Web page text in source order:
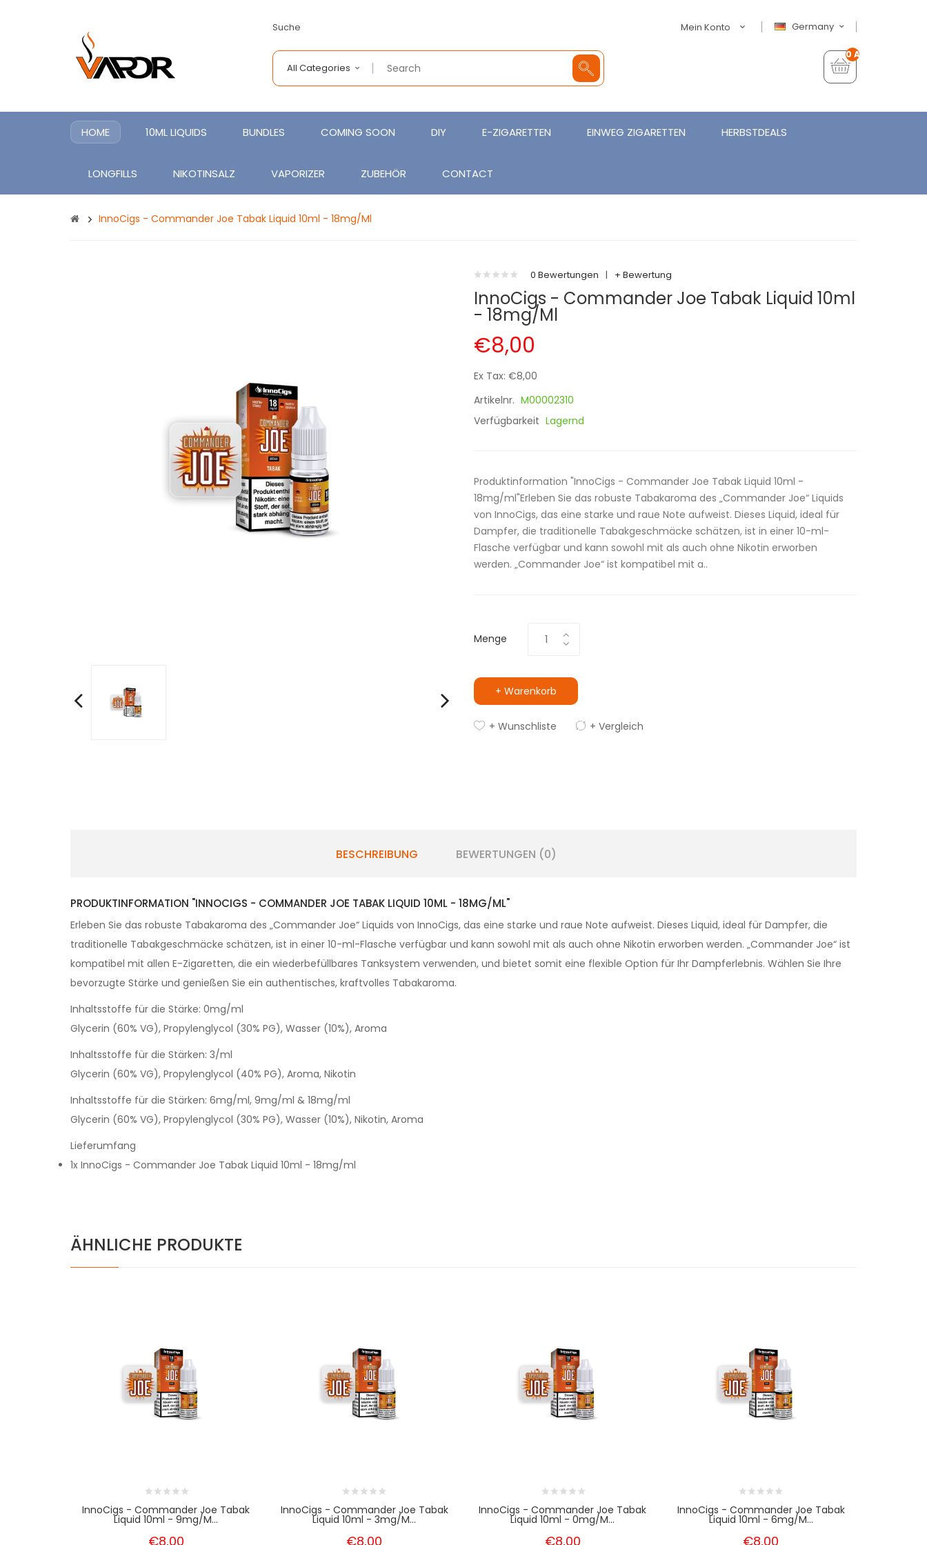
Suche Germany
Mein Konto
All Categories
0 Artikel - €0,00
HOME 10ML LIQUIDS BUNDLES COMING SOON DIY E-ZIGARETTEN EINWEG ZIGARETTEN HERBSTDEALS
LONGFILLS NIKOTINSALZ VAPORIZER ZUBEHÖR CONTACT
InnoCigs - Commander Joe Tabak Liquid 10ml - 18mg/ml
0 Bewertungen | + Bewertung
InnoCigs - Commander Joe Tabak Liquid 10ml
- 18mg/ml
€8,00
Ex Tax: €8,00
Artikelnr. M00002310
Verfügbarkeit Lagernd
Produktinformation "InnoCigs - Commander Joe Tabak Liquid 10ml -
18mg/ml"Erleben Sie das robuste Tabakaroma des „Commander Joe“ Liquids
von InnoCigs, das eine starke und raue Note aufweist. Dieses Liquid, ideal für
Dampfer, die traditionelle Tabakgeschmäcke schätzen, ist in einer 10-ml-
Flasche verfügbar und kann sowohl mit als auch ohne Nikotin erworben
werden. „Commander Joe“ ist kompatibel mit a..
Menge
+ Warenkorb
+ Wunschliste + Vergleich
BESCHREIBUNG BEWERTUNGEN (0)
PRODUKTINFORMATION "INNOCIGS - COMMANDER JOE TABAK LIQUID 10ML - 18MG/ML"
Erleben Sie das robuste Tabakaroma des „Commander Joe“ Liquids von InnoCigs, das eine starke und raue Note aufweist. Dieses Liquid, ideal für Dampfer, die
traditionelle Tabakgeschmäcke schätzen, ist in einer 10-ml-Flasche verfügbar und kann sowohl mit als auch ohne Nikotin erworben werden. „Commander Joe“ ist
kompatibel mit allen E-Zigaretten, die ein wiederbefüllbares Tanksystem verwenden, und bietet somit eine flexible Option für Ihr Dampferlebnis. Wählen Sie Ihre
bevorzugte Stärke und genießen Sie ein authentisches, kraftvolles Tabakaroma.
Inhaltsstoffe für die Stärke: 0mg/ml
Glycerin (60% VG), Propylenglycol (30% PG), Wasser (10%), Aroma
Inhaltsstoffe für die Stärken: 3/ml
Glycerin (60% VG), Propylenglycol (40% PG), Aroma, Nikotin
Inhaltsstoffe für die Stärken: 6mg/ml, 9mg/ml & 18mg/ml
Glycerin (60% VG), Propylenglycol (30% PG), Wasser (10%), Nikotin, Aroma
Lieferumfang
1x InnoCigs - Commander Joe Tabak Liquid 10ml - 18mg/ml
ÄHNLICHE PRODUKTE
InnoCigs - Commander Joe Tabak
Liquid 10ml - 9mg/m...
€8,00
InnoCigs - Commander Joe Tabak
Liquid 10ml - 3mg/m...
€8,00
InnoCigs - Commander Joe Tabak
Liquid 10ml - 0mg/m...
€8,00
InnoCigs - Commander Joe Tabak
Liquid 10ml - 6mg/m...
€8,00